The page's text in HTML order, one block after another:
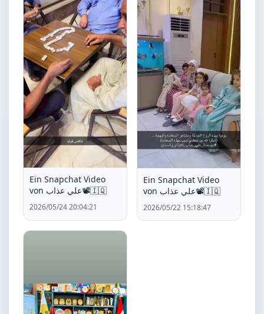
Ein Snapchat Video
von علي عذاب📽️🇮🇶
2026/05/24 20:04:21
Ein Snapchat Video
von علي عذاب📽️🇮🇶
2026/05/22 15:18:47